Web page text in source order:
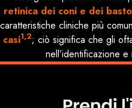
retinica dei coni e dei
caratteristiche cliniche più
casi1,2; ciò significa che gli
nell’identificazione